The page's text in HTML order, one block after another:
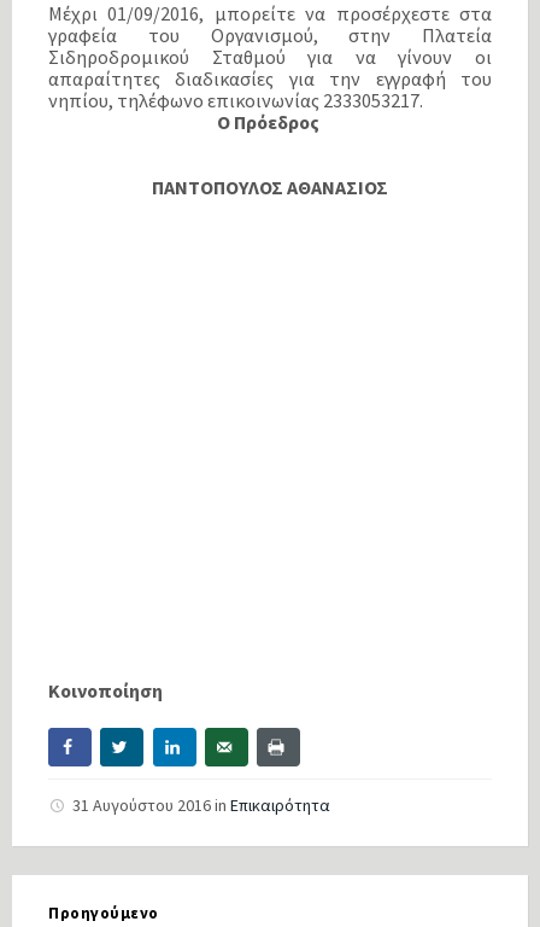
Μέχρι 01/09/2016, μπορείτε να προσέρχεστε στα
γραφεία του Οργανισμού, στην Πλατεία
Σιδηροδρομικού Σταθμού για να γίνουν οι
απαραίτητες διαδικασίες για την εγγραφή του
νηπίου, τηλέφωνο επικοινωνίας 2333053217.
Ο Πρόεδρος
ΠΑΝΤΟΠΟΥΛΟΣ ΑΘΑΝΑΣΙΟΣ
Κοινοποίηση
31 Αυγούστου 2016in Επικαιρότητα
Προηγούμενο